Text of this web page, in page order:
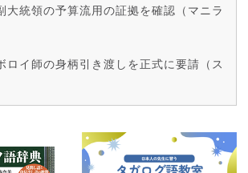
大統領の予算流用の証拠を確認（マニラ
ロイ師の身柄引き渡しを正式に要請（ス